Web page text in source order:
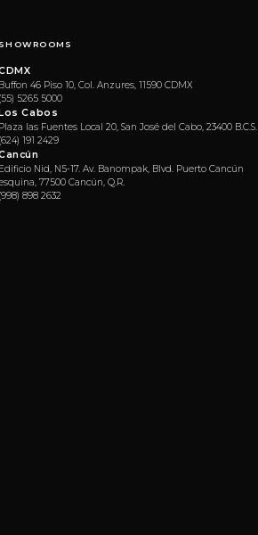
SHOWROOMS
Buffon 46 Piso 10, Col. Anzures, 11590 CDMX
(55) 5265 5000
Cabos
Plaza las Fuentes Local 20, San José del Cabo, 23400 B.C.S.
(624) 191 2429
Edificio Nid, N5-17. Av. Banompak, Blvd. Puerto Cancún
77500 Cancún, Q.R.
(998) 898 2632